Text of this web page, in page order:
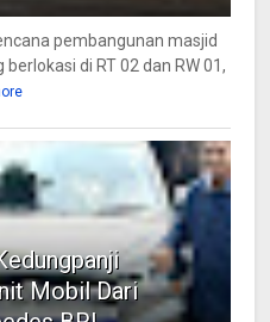
pembangunan masjid
di RT 02 dan RW 01,
Mobil Dari